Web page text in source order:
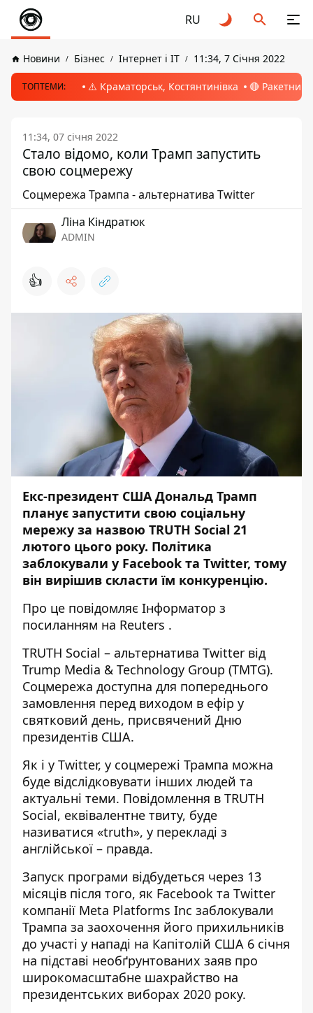
RU
Новини Бізнес Інтернет і ІТ 11:34, 7 Січня 2022
ТОПТЕМИ: ⚠️ Краматорськ, Костянтинівка 🔴 Ракетний
11:34, 07 січня 2022
Стало відомо, коли Трамп запустить
свою соцмережу
Соцмережа Трампа - альтернатива Twitter
Ліна Кіндратюк
ADMIN
👍
Екс-президент США Дональд Трамп
планує запустити свою соціальну
мережу за назвою TRUTH Social 21
лютого цього року. Політика
заблокували у Facebook та Twitter, тому
він вирішив скласти їм конкуренцію.
Про це повідомляє Інформатор з
посиланням на Reuters .
TRUTH Social – альтернатива Twitter від
Trump Media & Technology Group (TMTG).
Соцмережа доступна для попереднього
замовлення перед виходом в ефір у
святковий день, присвячений Дню
президентів США.
Як і у Twitter, у соцмережі Трампа можна
буде відслідковувати інших людей та
актуальні теми. Повідомлення в TRUTH
Social, еквівалентне твиту, буде
називатися «truth», у перекладі з
англійської – правда.
Запуск програми відбудеться через 13
місяців після того, як Facebook та Twitter
компанії Meta Platforms Inc заблокували
Трампа за заохочення його прихильників
до участі у нападі на Капітолій США 6 січня
на підставі необґрунтованих заяв про
широкомасштабне шахрайство на
президентських виборах 2020 року.